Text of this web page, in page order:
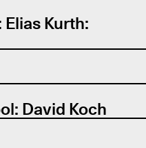
Kurth:
David Koch